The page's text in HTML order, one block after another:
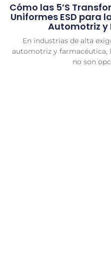
Cómo las 5’S
Uniformes ESD para
Automotriz
En industrias de alta
automotriz y farmacéutica,
no son